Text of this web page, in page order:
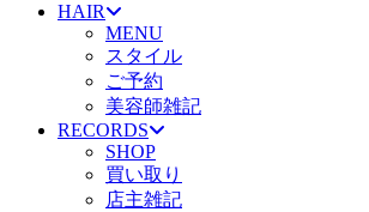
HAIR
MENU
スタイル
ご予約
美容師雑記
RECORDS
SHOP
買い取り
店主雑記